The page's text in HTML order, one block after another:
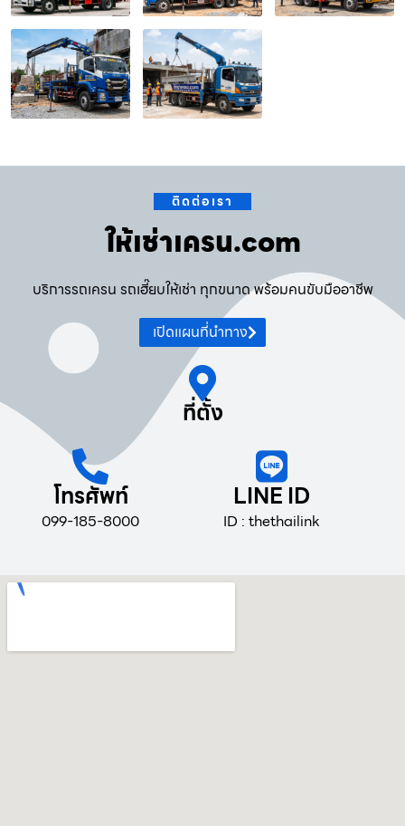
ติดต่อเรา
ให้เช่าเครน.com
บริการรถเครน รถเฮี๊ยบให้เช่า ทุกขนาด พร้อมคนขับมืออาชีพ
เปิดแผนที่นำทาง
ที่ตั้ง
โทรศัพท์
099-185-8000
LINE ID
ID : thethailink